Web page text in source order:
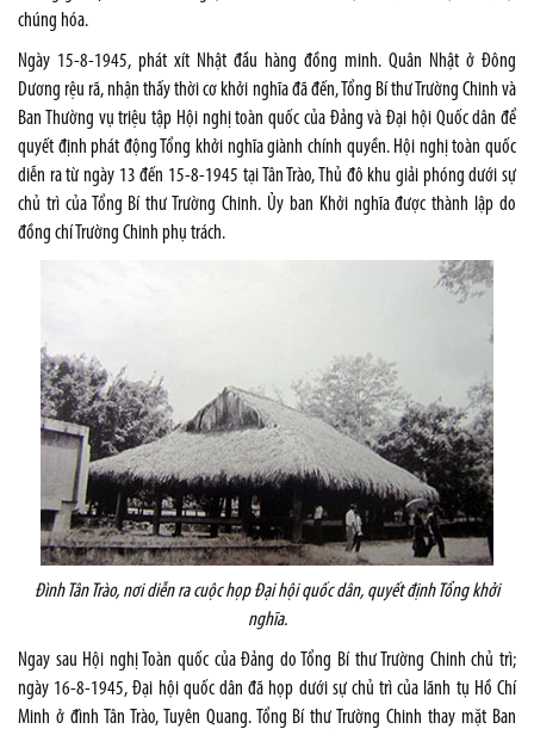
chúng hóa.
Ngày 15-8-1945, phát xít Nhật đầu hàng đồng minh. Quân Nhật ở Đông
Dương rệu rã, nhận thấy thời cơ khởi nghĩa đã đến, Tổng Bí thư Trường Chinh và
Ban Thường vụ triệu tập Hội nghị toàn quốc của Đảng và Đại hội Quốc dân để
quyết định phát động Tổng khởi nghĩa giành chính quyền. Hội nghị toàn quốc
diễn ra từ ngày 13 đến 15-8-1945 tại Tân Trào, Thủ đô khu giải phóng dưới sự
chủ trì của Tổng Bí thư Trường Chinh. Ủy ban Khởi nghĩa được thành lập do
đồng chí Trường Chinh phụ trách.
Đình Tân Trào, nơi diễn ra cuộc họp Đại hội quốc dân, quyết định Tổng khởi
nghĩa.
Ngay sau Hội nghị Toàn quốc của Đảng do Tổng Bí thư Trường Chinh chủ trì;
ngày 16-8-1945, Đại hội quốc dân đã họp dưới sự chủ trì của lãnh tụ Hồ Chí
Minh ở đình Tân Trào, Tuyên Quang. Tổng Bí thư Trường Chinh thay mặt Ban